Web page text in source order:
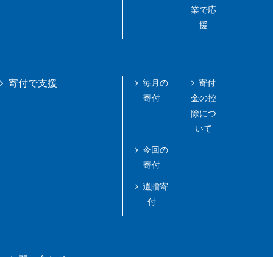
業で応
援
寄付で支援
毎月の
寄付
今回の
寄付
遺贈寄
付
寄付
金の控
除につ
いて